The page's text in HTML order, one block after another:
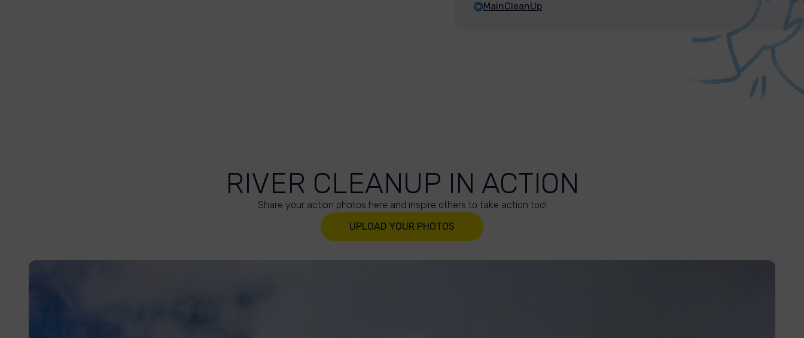
MainCleanUp
RIVER CLEANUP IN ACTION
Share your action photos here and inspire others to take action too!
UPLOAD YOUR PHOTOS